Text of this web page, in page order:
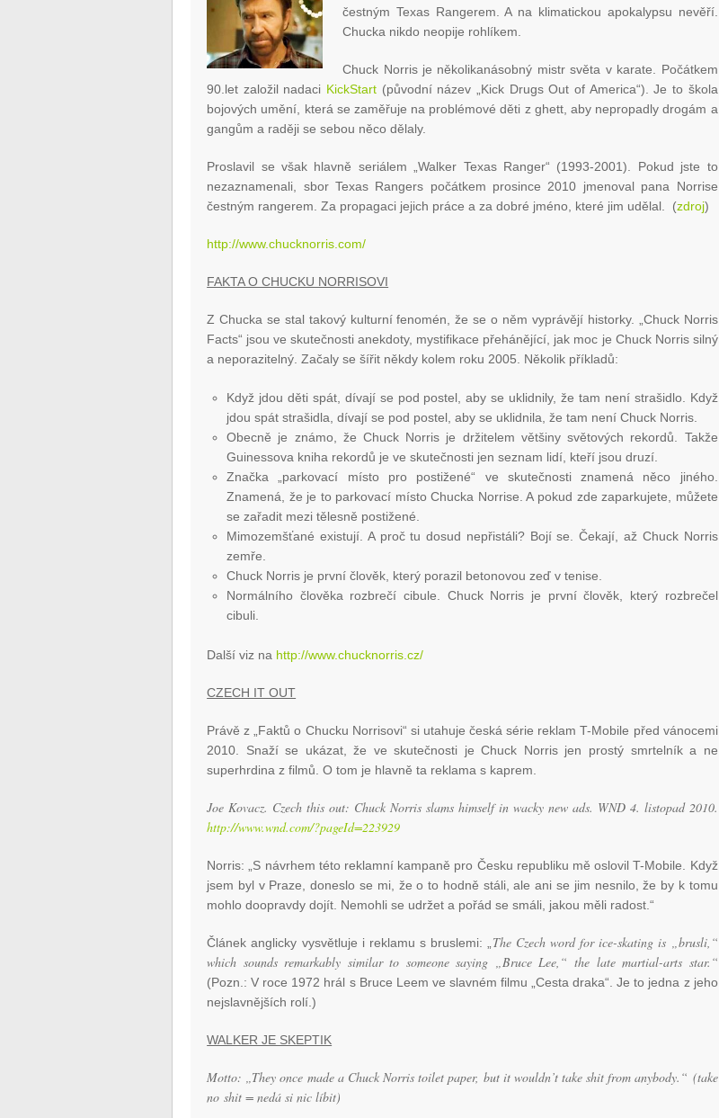
čestným Texas Rangerem. A na klimatickou apokalypsu nevěří.
Chucka nikdo neopije rohlíkem.
Chuck Norris je několikanásobný mistr světa v karate. Počátkem
90.let založil nadaci KickStart (původní název „Kick Drugs Out of America“). Je to škola
bojových umění, která se zaměřuje na problémové děti z ghett, aby nepropadly drogám a
gangům a raději se sebou něco dělaly.
Proslavil se však hlavně seriálem „Walker Texas Ranger“ (1993-2001). Pokud jste to
nezaznamenali, sbor Texas Rangers počátkem prosince 2010 jmenoval pana Norrise
čestným rangerem. Za propagaci jejich práce a za dobré jméno, které jim udělal. (zdroj)
http://www.chucknorris.com/
FAKTA O CHUCKU NORRISOVI
Z Chucka se stal takový kulturní fenomén, že se o něm vyprávějí historky. „Chuck Norris
Facts“ jsou ve skutečnosti anekdoty, mystifikace přehánějící, jak moc je Chuck Norris silný
a neporazitelný. Začaly se šířit někdy kolem roku 2005. Několik příkladů:
Když jdou děti spát, dívají se pod postel, aby se uklidnily, že tam není strašidlo. Když
jdou spát strašidla, dívají se pod postel, aby se uklidnila, že tam není Chuck Norris.
Obecně je známo, že Chuck Norris je držitelem většiny světových rekordů. Takže
Guinessova kniha rekordů je ve skutečnosti jen seznam lidí, kteří jsou druzí.
Značka „parkovací místo pro postižené“ ve skutečnosti znamená něco jiného.
Znamená, že je to parkovací místo Chucka Norrise. A pokud zde zaparkujete, můžete
se zařadit mezi tělesně postižené.
Mimozemšťané existují. A proč tu dosud nepřistáli? Bojí se. Čekají, až Chuck Norris
zemře.
Chuck Norris je první člověk, který porazil betonovou zeď v tenise.
Normálního člověka rozbrečí cibule. Chuck Norris je první člověk, který rozbrečel
cibuli.
Další viz na http://www.chucknorris.cz/
CZECH IT OUT
Právě z „Faktů o Chucku Norrisovi“ si utahuje česká série reklam T-Mobile před vánocemi
2010. Snaží se ukázat, že ve skutečnosti je Chuck Norris jen prostý smrtelník a ne
superhrdina z filmů. O tom je hlavně ta reklama s kaprem.
Joe Kovacz. Czech this out: Chuck Norris slams himself in wacky new ads. WND 4. listopad 2010.
http://www.wnd.com/?pageId=223929
Norris: „S návrhem této reklamní kampaně pro Česku republiku mě oslovil T-Mobile. Když
jsem byl v Praze, doneslo se mi, že o to hodně stáli, ale ani se jim nesnilo, že by k tomu
mohlo doopravdy dojít. Nemohli se udržet a pořád se smáli, jakou měli radost.“
Článek anglicky vysvětluje i reklamu s bruslemi: „ The Czech word for ice-skating is „brusli,“
which sounds remarkably similar to someone saying „Bruce Lee,“ the late martial-arts star.“
(Pozn.: V roce 1972 hrál s Bruce Leem ve slavném filmu „Cesta draka“. Je to jedna z jeho
nejslavnějších rolí.)
WALKER JE SKEPTIK
Motto: „They once made a Chuck Norris toilet paper, but it wouldn’t take shit from anybody.“ (take
no shit = nedá si nic líbit)